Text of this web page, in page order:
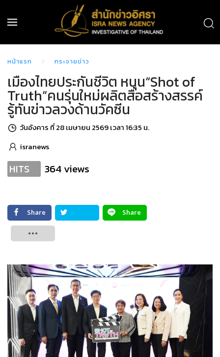
หน้าแรก กระจายข่าว
เมืองไทยประกันชีวิต หนุน“Shot of
Truth”คนรุ่นใหม่ผลิตสื่อสร้างสรรค์
รู้ทันข่าวลวงด้านวัคซีน
วันอังคาร ที่ 28 เมษายน 2569 เวลา 16:35 น.
isranews
HITS 364 views
Share
Share